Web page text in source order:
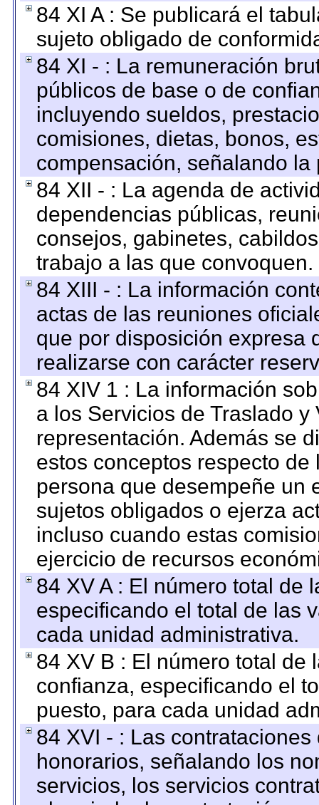
84 XI A : Se publicará el
sujeto obligado de
84 XI - : La remuneración
públicos de base o de
incluyendo sueldos,
comisiones, dietas, bonos,
compensación, señalando
84 XII - : La agenda de
dependencias públicas,
consejos, gabinetes,
trabajo a las que convoquen.
84 XIII - : La información
actas de las reuniones
que por disposición expresa
realizarse con carácter
84 XIV 1 : La información
a los Servicios de Traslado
representación. Además se
estos conceptos respecto
persona que desempeñe un
sujetos obligados o ejerza
incluso cuando estas
ejercicio de recursos
84 XV A : El número total de
especificando el total de las
cada unidad administrativa.
84 XV B : El número total de
confianza, especificando el
puesto, para cada unidad
84 XVI - : Las
honorarios, señalando los
servicios, los servicios